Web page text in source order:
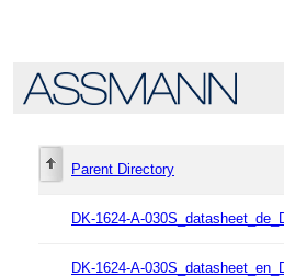
Parent Directory
DK-1624-A-
DK-1624-A-